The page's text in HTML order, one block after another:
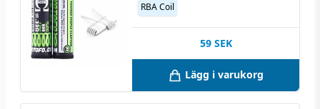
RBA Coil
59 SEK
Lägg i varukorg